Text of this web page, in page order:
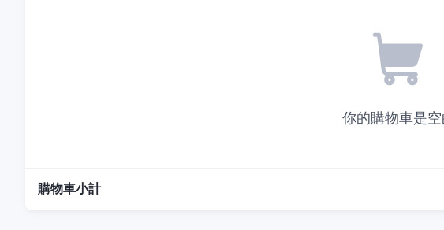
你的購物車是
購物車小計